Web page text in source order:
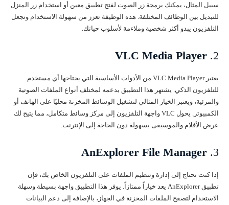
سبيل المثال، يمكنك برمجة زر الصوت لفتح تطبيق معين أو استخدام زر المنزل
للتبديل بين الوظائف المختلفة. هذه الوظيفة تعزز من سهولة الاستخدام وتجعل
التلفزيون يبدو أكثر شخصية وملاءمة لأسلوب حياتك.
2.
VLC Media Player
يعتبر VLC Media Player من الأدوات الأساسية التي يحتاجها أي مستخدم
للتلفزيون الذكي. يشتهر هذا التطبيق بدعمه لمختلف أنواع الملفات الصوتية
والمرئية، ويعتبر الخيار المثالي لتشغيل الوسائط المخزنة محليًا على الهاتف أو
الكمبيوتر. يحول VLC واجهة التلفزيون إلى مركز وسائط متكامل، مما يتيح لك
عرض الأفلام والموسيقى بسهولة دون الحاجة إلى الإنترنت.
3.
AnExplorer File Manager
إذا كنت تحتاج إلى إدارة وتنظيم الملفات على التلفزيون الخاص بك، فإن
تطبيق AnExplorer يعد خياراً ممتازاً. يوفر هذا التطبيق واجهة بسيطة وسهلة
الاستخدام لتصفح الملفات المخزنة في الجهاز، بالإضافة إلى دعم البيانات